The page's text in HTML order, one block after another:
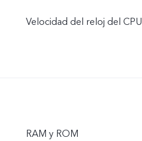
Velocidad del reloj del CPU
RAM y ROM